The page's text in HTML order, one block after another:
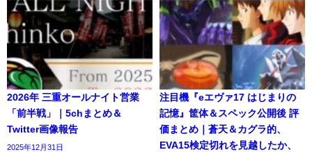
2026年 三重オールナイト営業
「前半戦」｜5chまとめ＆
Twitter画像報告
2025年12月31日
注目機『eエヴァ17 はじまりの
記憶』筐体＆スペック公開後 評
価まとめ｜蒼天＆カグラ的、
EVA15検定切れを見越したか、